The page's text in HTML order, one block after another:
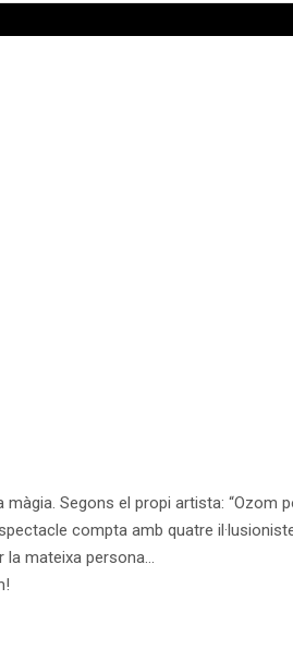
Segons el propi artista: “Ozom
compta amb quatre
la mateixa persona…